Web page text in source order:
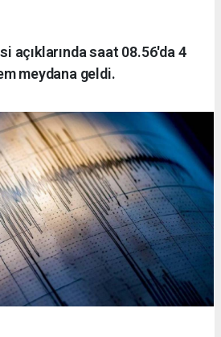
açıklarında saat 08.56'da 4
meydana geldi.